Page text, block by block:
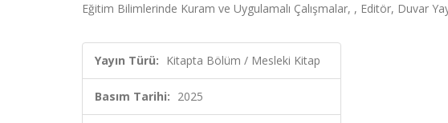
Eğitim Bilimlerinde Kuram ve Uygulamalı Çalışmalar, , Editör, Duvar
Yayın Türü: Kitapta Bölüm / Mesleki Kitap
Basım Tarihi: 2025